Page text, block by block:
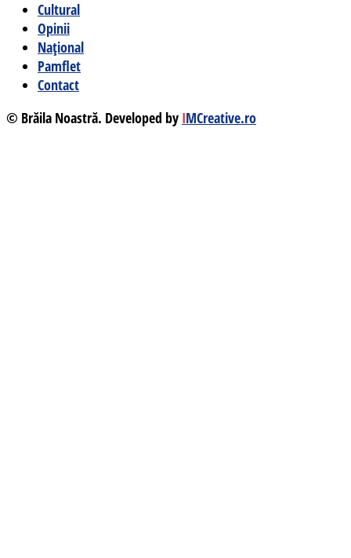
Cultural
Opinii
Național
Pamflet
Contact
© Brăila Noastră. Developed by IMCreative.ro